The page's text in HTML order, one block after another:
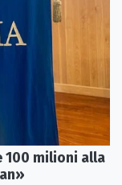
100 milioni alla